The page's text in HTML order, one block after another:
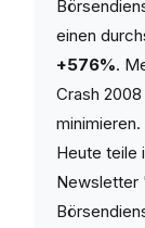
einen
+576%.
Crash
minimieren.
Heute teile
Newsletter